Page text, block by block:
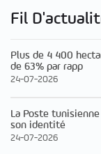
Fil
Plus de 4 400
de 63% par rapp
24-07-2026
La Poste
son identité
24-07-2026